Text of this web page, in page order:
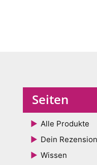
Seiten
Alle Produkte
Dein
Wissen